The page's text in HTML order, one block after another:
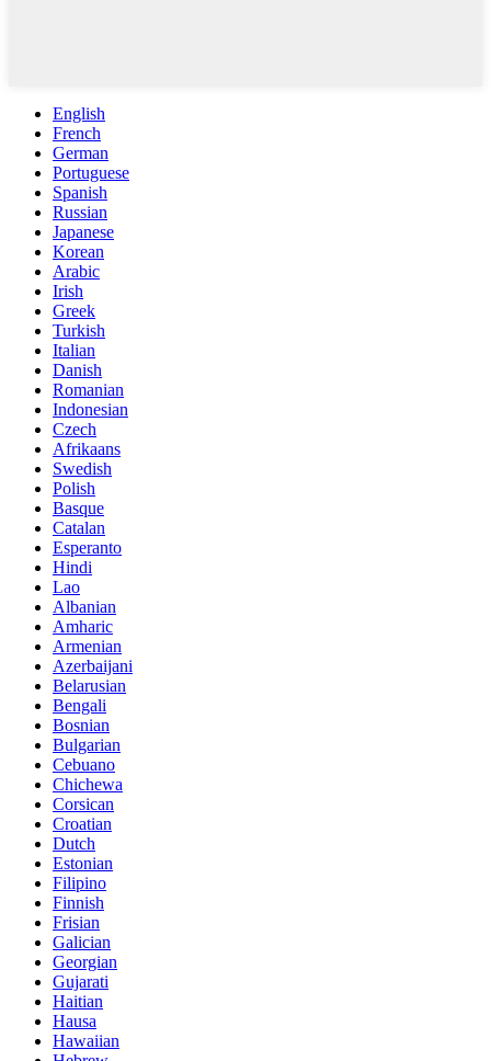
English
French
German
Portuguese
Spanish
Russian
Japanese
Korean
Arabic
Irish
Greek
Turkish
Italian
Danish
Romanian
Indonesian
Czech
Afrikaans
Swedish
Polish
Basque
Catalan
Esperanto
Hindi
Lao
Albanian
Amharic
Armenian
Azerbaijani
Belarusian
Bengali
Bosnian
Bulgarian
Cebuano
Chichewa
Corsican
Croatian
Dutch
Estonian
Filipino
Finnish
Frisian
Galician
Georgian
Gujarati
Haitian
Hausa
Hawaiian